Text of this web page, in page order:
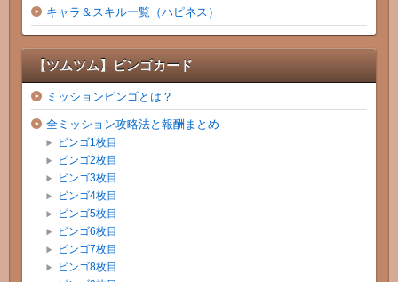
キャラ＆スキル一覧（ハピネス）
【ツムツム】ビンゴカード
ミッションビンゴとは？
全ミッション攻略法と報酬まとめ
ビンゴ1枚目
ビンゴ2枚目
ビンゴ3枚目
ビンゴ4枚目
ビンゴ5枚目
ビンゴ6枚目
ビンゴ7枚目
ビンゴ8枚目